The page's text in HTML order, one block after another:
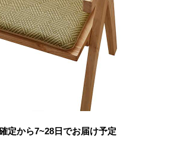
定から7~28日でお届け予定